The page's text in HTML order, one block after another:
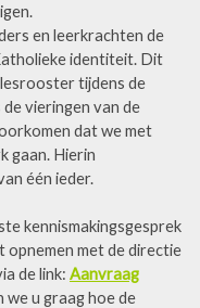
en leerkrachten de
identiteit. Dit
tijdens de
vieringen van de
dat we met
gaan. Hierin
één ieder.
kennismakingsgesprek
met de directie
de link: Aanvraag
we u graag hoe de